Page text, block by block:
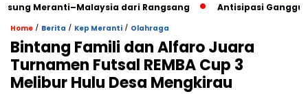
dari Rangsang Antisipasi Gangguan
Home / Berita / Kep Meranti / Olahraga
Bintang Famili dan Alfaro Juara
Turnamen Futsal REMBA Cup 3
Melibur Hulu Desa Mengkirau